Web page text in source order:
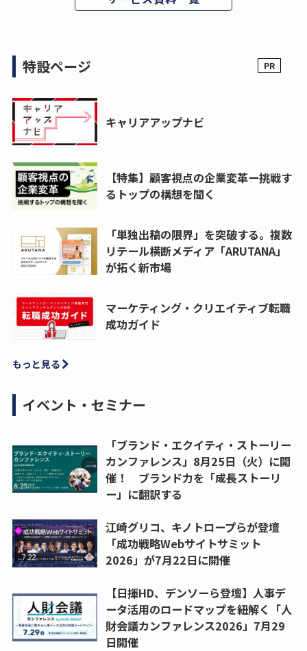
特設ページ
キャリアアップナビ
【特集】顧客視点の企業変革ー挑戦す
るトップの構想を聞く
「単独出稿の限界」を突破する。複数
リテール横断メディア「ARUTANA」
が拓く新市場
マーケティング・クリエイティブ転職
成功ガイド
もっと見る
イベント・セミナー
「ブランド・エクイティ・ストーリー
カンファレンス」8月25日（火）に開
催！ ブランド力を「成長ストーリ
ー」に翻訳する
江崎グリコ、キノトロープらが登壇
「成功戦略Webサイトサミット
2026」が7月22日に開催
【日揮HD、デンソーら登壇】人事デ
ータ活用のロードマップを紐解く「人
財会議カンファレンス2026」7月29
日開催